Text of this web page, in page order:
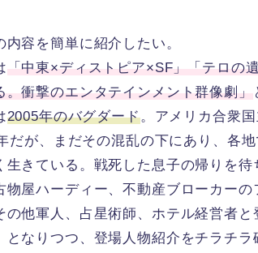
内容を簡単に紹介したい。
「中東×ディストピア×SF」「テロの
。衝撃のエンタテインメント群像劇」
2005年のバグダード。アメリカ合衆
だが、まだその混乱の下にあり、各
生きている。戦死した息子の帰りを
物屋ハーディー、不動産ブローカー
の他軍人、占星術師、ホテル経営者
となりつつ、登場人物紹介をチラチラ